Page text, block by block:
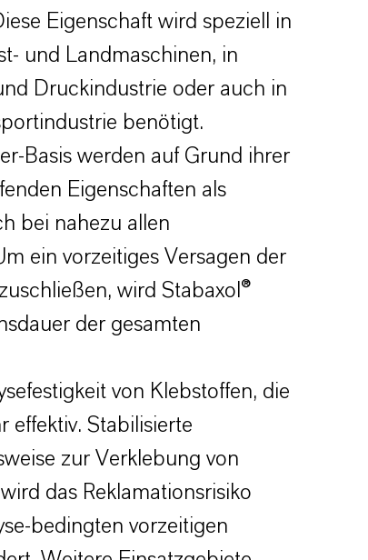
Eigenschaft wird speziell in
und Landmaschinen, in
Druckindustrie oder auch in
benötigt.
Basis werden auf Grund ihrer
Eigenschaften als
bei nahezu allen
ein vorzeitiges Versagen der
wird Stabaxol®
der gesamten
von Klebstoffen, die
effektiv. Stabilisierte
zur Verklebung von
das Reklamationsrisiko
bedingten vorzeitigen